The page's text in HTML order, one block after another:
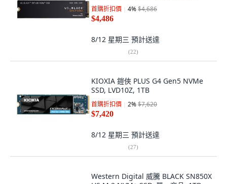
首購折扣價 4%$4,686
$4,486
8/12 星期三 預計送達
(22)
KIOXIA 鎧俠 PLUS G4 Gen5 NVMe
SSD, LVD10Z, 1TB
首購折扣價 2%$7,620
$7,420
8/12 星期三 預計送達
(27)
Western Digital 威騰 BLACK SN850X